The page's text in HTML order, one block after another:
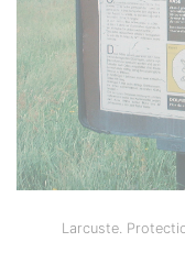
Larcuste.